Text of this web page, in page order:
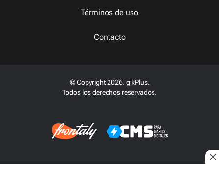
Términos de uso
Contacto
© Copyright 2026. gikPlus.
Todos los derechos reservados.